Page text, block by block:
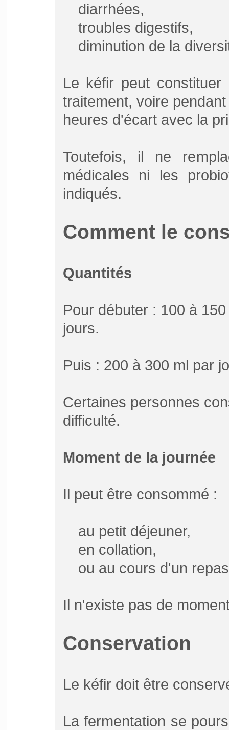
diarrhées,
troubles digestifs,
diminution de la
Le kéfir peut
traitement, voire
heures d'écart avec la
Toutefois, il ne
médicales ni les
indiqués.
Comment le
Quantités
Pour débuter : 100 à
jours.
Puis : 200 à 300 ml par
Certaines personnes
difficulté.
Moment de la journée
Il peut être consommé :
au petit déjeuner,
en collation,
ou au cours d'un
Il n'existe pas de
Conservation
Le kéfir doit être
La fermentation se